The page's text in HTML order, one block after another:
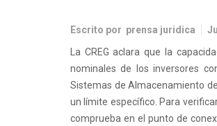
Escrito por prensa juridica
La CREG aclara que la
nominales de los inversores
Sistemas de Almacenamiento
un límite específico. Para
comprueba en el punto de